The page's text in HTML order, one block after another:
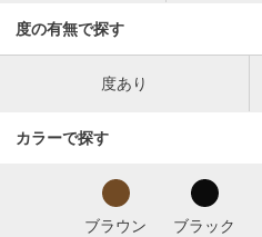
度の有無で探す
度あり
カラーで探す
ブラウン ブラック